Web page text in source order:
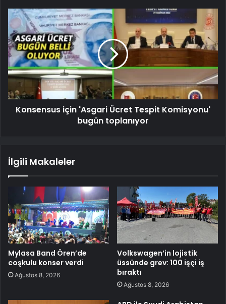
Konsensus için 'Asgari Ücret Tespit Komisyonu'
bugün toplanıyor
İlgili Makaleler
Mylasa Band Ören’de
coşkulu konser verdi
Ağustos 8, 2026
Volkswagen’in lojistik
üssünde grev: 100 işçi iş
bıraktı
Ağustos 8, 2026